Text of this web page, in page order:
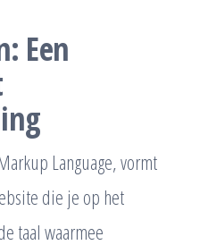
Een
Language, vormt
die je op het
taal waarmee